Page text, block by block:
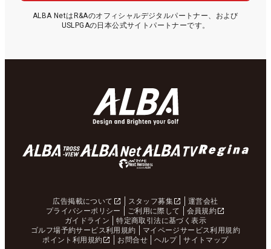
ALBA NetはR&Aのオフィシャルデジタルパートナー、および
USLPGAの日本公式サイトパートナーです。
広告掲載について スタッフ募集
運営会社
プライバシーポリシー
ご利用に際して
会員規約
ガイドライン
特定商取引法に基づく表示
ゴルフ場予約サービス利用規約
マイページサービス利用規約
ポイント利用規約
お問合せ ヘルプ サイトマップ